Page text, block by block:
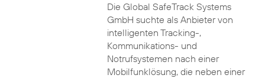
Die Global SafeTrack Systems
GmbH suchte als Anbieter von
intelligenten Tracking-,
Kommunikations- und
Notrufsystemen nach einer
Mobilfunklösung, die neben einer